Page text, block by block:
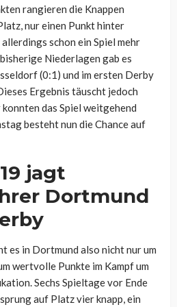
rangieren die Knappen
nur einen Punkt hinter
schon ein Spiel mehr
Niederlagen gab es
(0:1) und im ersten Derby
Ergebnis täuscht jedoch
das Spiel weitgehend
besteht nun die Chance auf
jagt
Dortmund
es in Dortmund also nicht nur um
wertvolle Punkte im Kampf um
Sechs Spieltage vor Ende
auf Platz vier knapp, ein